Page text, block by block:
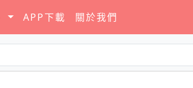
APP下載 關於我們